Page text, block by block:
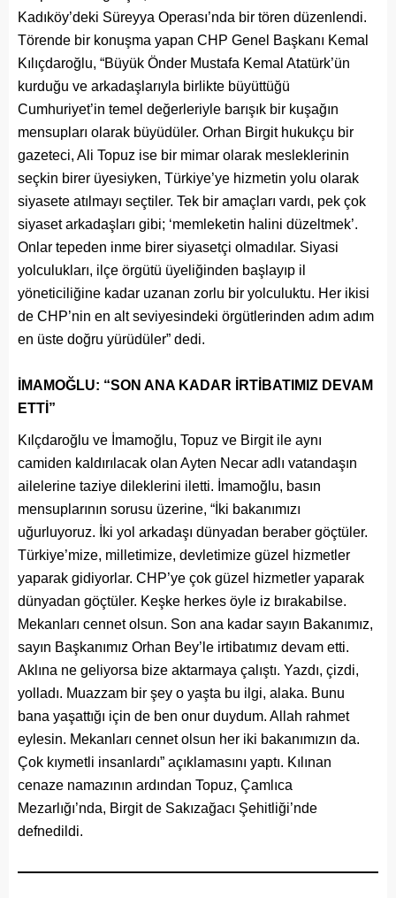
Kadıköy’deki Süreyya Operası’nda bir tören düzenlendi.
Törende bir konuşma yapan CHP Genel Başkanı Kemal
Kılıçdaroğlu, “Büyük Önder Mustafa Kemal Atatürk’ün
kurduğu ve arkadaşlarıyla birlikte büyüttüğü
Cumhuriyet’in temel değerleriyle barışık bir kuşağın
mensupları olarak büyüdüler. Orhan Birgit hukukçu bir
gazeteci, Ali Topuz ise bir mimar olarak mesleklerinin
seçkin birer üyesiyken, Türkiye’ye hizmetin yolu olarak
siyasete atılmayı seçtiler. Tek bir amaçları vardı, pek çok
siyaset arkadaşları gibi; ‘memleketin halini düzeltmek’.
Onlar tepeden inme birer siyasetçi olmadılar. Siyasi
yolculukları, ilçe örgütü üyeliğinden başlayıp il
yöneticiliğine kadar uzanan zorlu bir yolculuktu. Her ikisi
de CHP’nin en alt seviyesindeki örgütlerinden adım adım
en üste doğru yürüdüler” dedi.
İMAMOĞLU: “SON ANA KADAR İRTİBATIMIZ DEVAM
ETTİ”
Kılçdaroğlu ve İmamoğlu, Topuz ve Birgit ile aynı
camiden kaldırılacak olan Ayten Necar adlı vatandaşın
ailelerine taziye dileklerini iletti. İmamoğlu, basın
mensuplarının sorusu üzerine, “İki bakanımızı
uğurluyoruz. İki yol arkadaşı dünyadan beraber göçtüler.
Türkiye’mize, milletimize, devletimize güzel hizmetler
yaparak gidiyorlar. CHP’ye çok güzel hizmetler yaparak
dünyadan göçtüler. Keşke herkes öyle iz bırakabilse.
Mekanları cennet olsun. Son ana kadar sayın Bakanımız,
sayın Başkanımız Orhan Bey’le irtibatımız devam etti.
Aklına ne geliyorsa bize aktarmaya çalıştı. Yazdı, çizdi,
yolladı. Muazzam bir şey o yaşta bu ilgi, alaka. Bunu
bana yaşattığı için de ben onur duydum. Allah rahmet
eylesin. Mekanları cennet olsun her iki bakanımızın da.
Çok kıymetli insanlardı” açıklamasını yaptı. Kılınan
cenaze namazının ardından Topuz, Çamlıca
Mezarlığı’nda, Birgit de Sakızağacı Şehitliği’nde
defnedildi.